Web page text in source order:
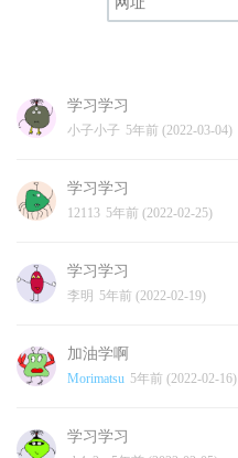
学习学习
小子小子 5年前 (2022-03-04)
学习学习
12113 5年前 (2022-02-25)
学习学习
李明 5年前 (2022-02-19)
加油学啊
Morimatsu 5年前 (2022-02-16)
学习学习